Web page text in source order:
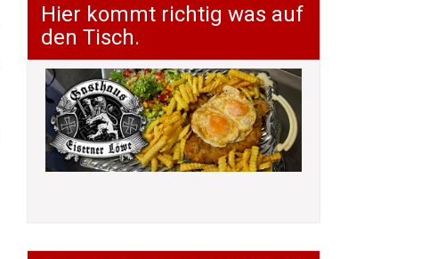
Hier kommt richtig was auf
den Tisch.